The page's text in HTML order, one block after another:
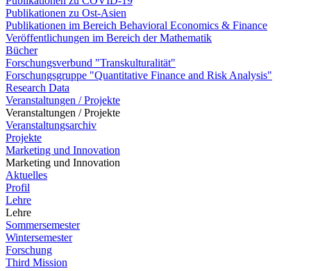
Publikationen zu Ost-Asien
Publikationen im Bereich Behavioral Economics & Finance
Veröffentlichungen im Bereich der Mathematik
Bücher
Forschungsverbund "Transkulturalität"
Forschungsgruppe "Quantitative Finance and Risk Analysis"
Research Data
Veranstaltungen / Projekte
Veranstaltungen / Projekte
Veranstaltungsarchiv
Projekte
Marketing und Innovation
Marketing und Innovation
Aktuelles
Profil
Lehre
Lehre
Sommersemester
Wintersemester
Forschung
Third Mission